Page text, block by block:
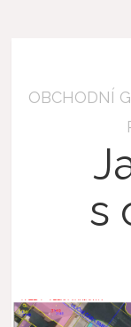
OBCHODNÍ
s